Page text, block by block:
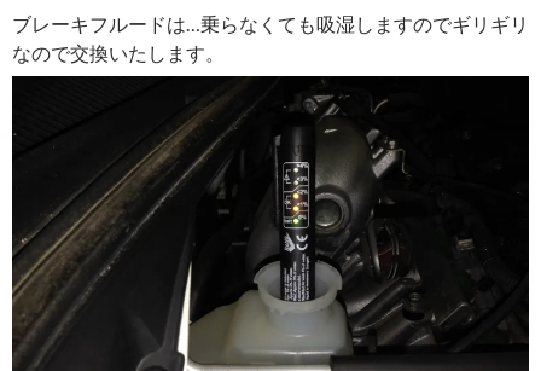
ブレーキフルードは…乗らなくても吸湿しますのでギリギリ
なので交換いたします。